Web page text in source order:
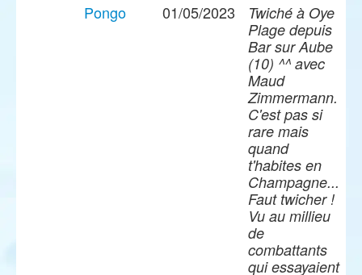
Pongo
01/05/2023
Twiché à Oye
Plage depuis
Bar sur Aube
(10) ^^ avec
Maud
Zimmermann.
C'est pas si
rare mais
quand
t'habites en
Champagne...
Faut twicher !
Vu au millieu
de
combattants
qui essayaient